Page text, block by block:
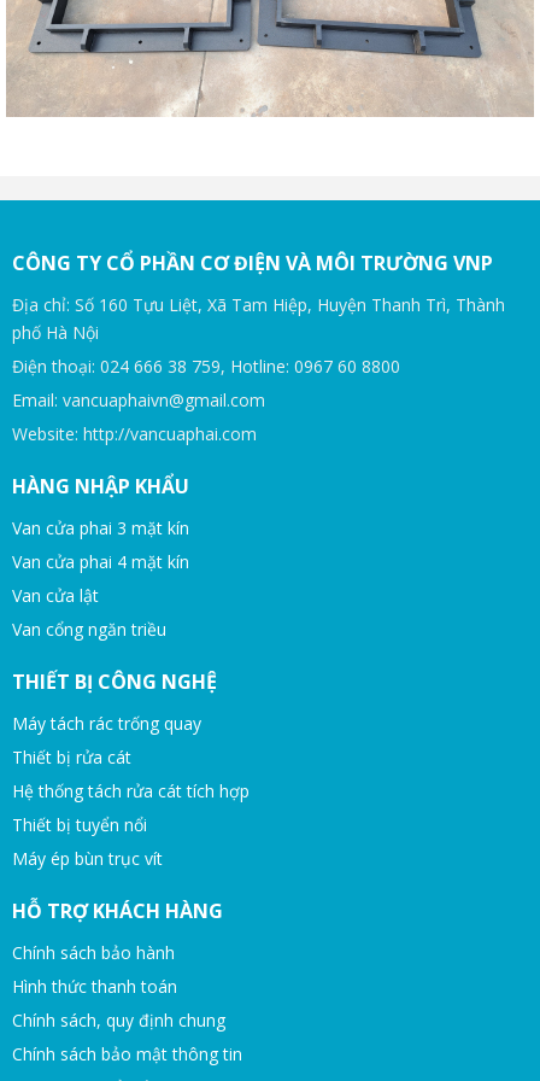
CÔNG TY CỔ PHẦN CƠ ĐIỆN VÀ MÔI TRƯỜNG VNP
Địa chỉ: Số 160 Tựu Liệt, Xã Tam Hiệp, Huyện Thanh Trì, Thành
phố Hà Nội
Điện thoại: 024 666 38 759, Hotline: 0967 60 8800
Email: vancuaphaivn@gmail.com
Website: http://vancuaphai.com
HÀNG NHẬP KHẨU
Van cửa phai 3 mặt kín
Van cửa phai 4 mặt kín
Van cửa lật
Van cổng ngăn triều
THIẾT BỊ CÔNG NGHỆ
Máy tách rác trống quay
Thiết bị rửa cát
Hệ thống tách rửa cát tích hợp
Thiết bị tuyển nổi
Máy ép bùn trục vít
HỖ TRỢ KHÁCH HÀNG
Chính sách bảo hành
Hình thức thanh toán
Chính sách, quy định chung
Chính sách bảo mật thông tin